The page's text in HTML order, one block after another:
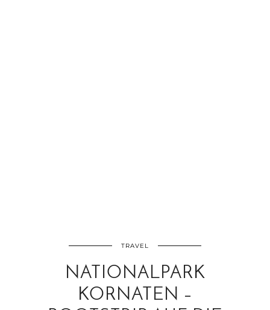
TRAVEL
NATIONALPARK
KORNATEN –